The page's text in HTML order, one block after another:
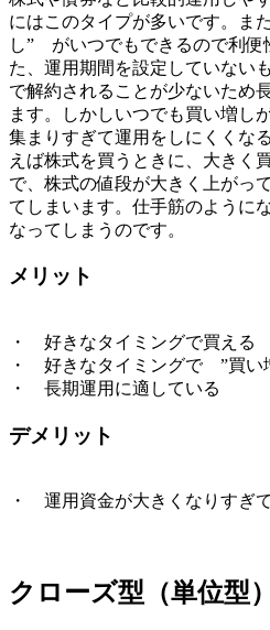
にはこのタイプが多いです。ま
し” がいつでもできるので利便
た、運用期間を設定していない
で解約されることが少ないため
ます。しかしいつでも買い増し
集まりすぎて運用をしにくくな
えば株式を買うときに、大きく
で、株式の値段が大きく上がっ
てしまいます。仕手筋のように
なってしまうのです。
メリット
・ 好きなタイミングで買える
・ 好きなタイミングで ”買い
・ 長期運用に適している
デメリット
・ 運用資金が大きくなりすぎ
クローズ型（単位型）